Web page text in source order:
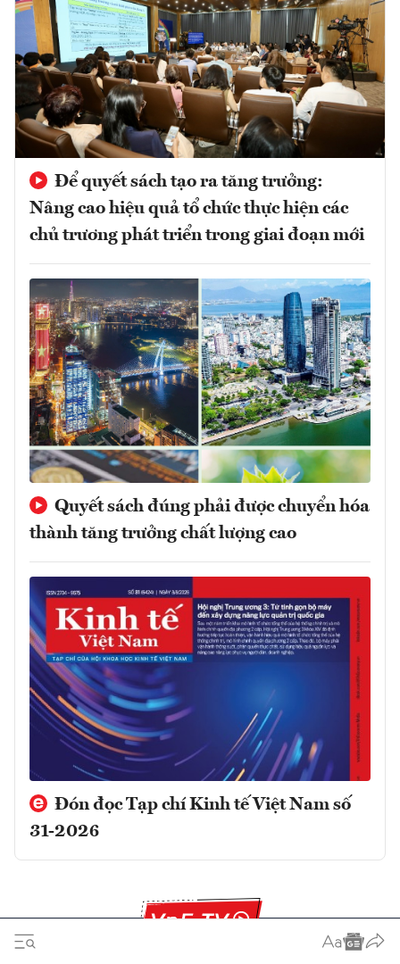
Để quyết sách tạo ra tăng trưởng:
Nâng cao hiệu quả tổ chức thực hiện các
chủ trương phát triển trong giai đoạn mới
Quyết sách đúng phải được chuyển hóa
thành tăng trưởng chất lượng cao
Đón đọc Tạp chí Kinh tế Việt Nam số
31-2026